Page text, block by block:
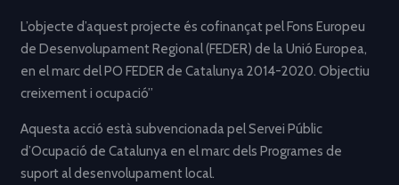
L’objecte d’aquest projecte és cofinançat pel Fons Europeu
de Desenvolupament Regional (FEDER) de la Unió Europea,
en el marc del PO FEDER de Catalunya 2014-2020. Objectiu
creixement i ocupació”
Aquesta acció està subvencionada pel Servei Públic
d’Ocupació de Catalunya en el marc dels Programes de
suport al desenvolupament local.